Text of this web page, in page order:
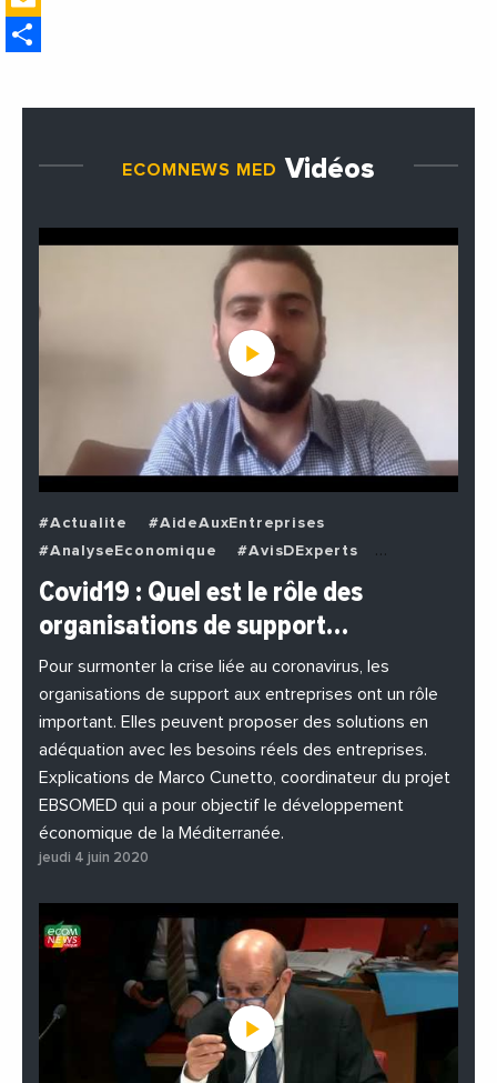
ECOMNEWS MED Vidéos
#Actualite
#AideAuxEntreprises
#AnalyseEconomique
#AvisDExperts
#BuzzNews
#Decideurs
#EchangesMediterraneens
#EnDirectDe
#Entreprises
#Institutions
#PhotosEtVideos
Covid19 : Quel est le rôle des
organisations de support…
Pour surmonter la crise liée au coronavirus, les
organisations de support aux entreprises ont un rôle
important. Elles peuvent proposer des solutions en
adéquation avec les besoins réels des entreprises.
Explications de Marco Cunetto, coordinateur du projet
EBSOMED qui a pour objectif le développement
économique de la Méditerranée.
jeudi 4 juin 2020